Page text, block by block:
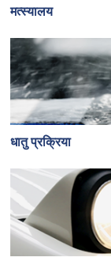
मत्स्यालय
धातु प्रक्रिया